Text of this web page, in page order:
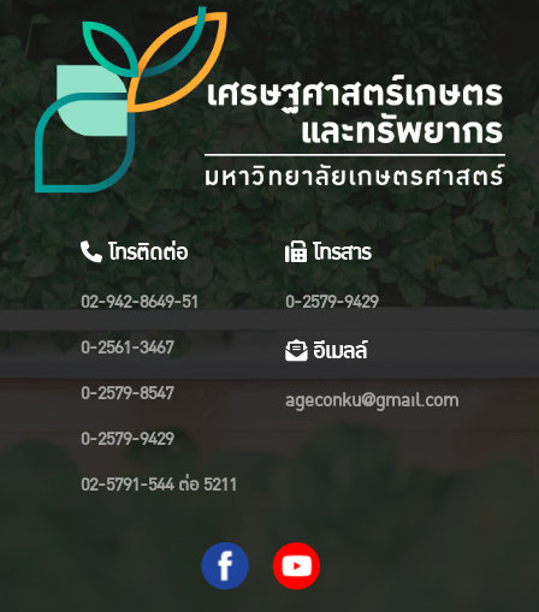
โทรติดต่อ
02-942-8649-51
0-2561-3467
0-2579-8547
0-2579-9429
02-5791-544 ต่อ 5211
โทรสาร
0-2579-9429
อีเมลล์
ageconku@gmail.com